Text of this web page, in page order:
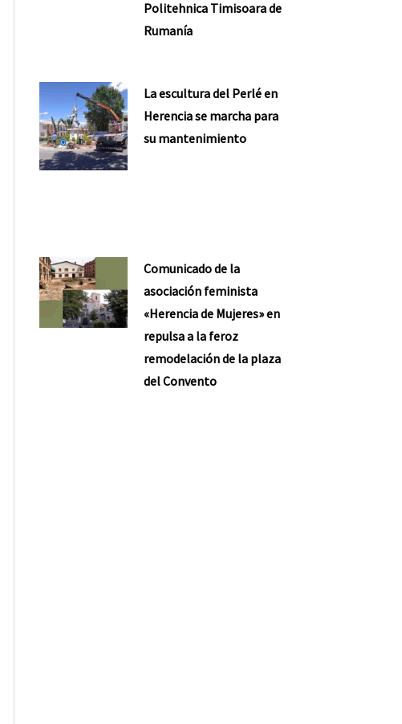
Politehnica Timisoara de
Rumanía
La escultura del Perlé en
Herencia se marcha para
su mantenimiento
Comunicado de la
asociación feminista
«Herencia de Mujeres» en
repulsa a la feroz
remodelación de la plaza
del Convento